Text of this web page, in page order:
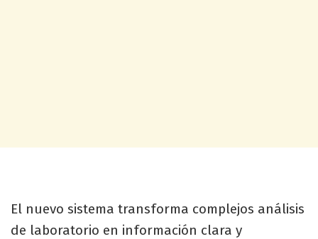
El nuevo sistema transforma complejos análisis
de laboratorio en información clara y